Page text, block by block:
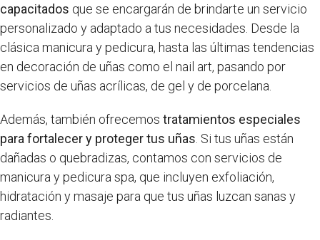
capacitados que se encargarán de brindarte un servicio
personalizado y adaptado a tus necesidades. Desde la
clásica manicura y pedicura, hasta las últimas tendencias
en decoración de uñas como el nail art, pasando por
servicios de uñas acrílicas, de gel y de porcelana.
Además, también ofrecemos tratamientos especiales
para fortalecer y proteger tus uñas . Si tus uñas están
dañadas o quebradizas, contamos con servicios de
manicura y pedicura spa, que incluyen exfoliación,
hidratación y masaje para que tus uñas luzcan sanas y
radiantes.